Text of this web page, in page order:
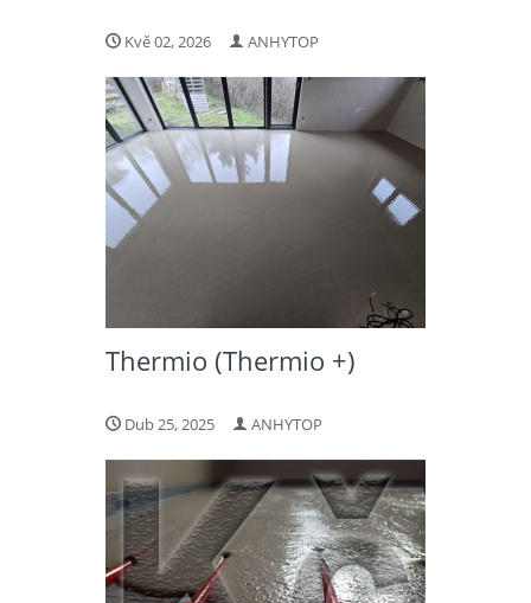
Kvě 02, 2026 ANHYTOP
Thermio (Thermio +)
Dub 25, 2025 ANHYTOP